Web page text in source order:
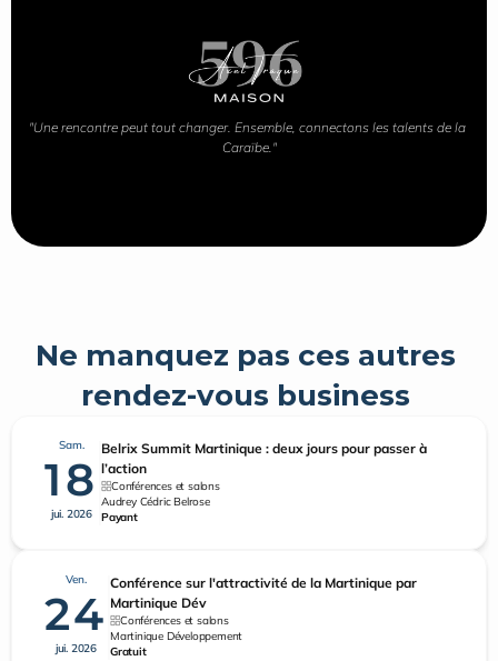
"Une rencontre peut tout changer. Ensemble, connectons les talents de la
Caraïbe."
Ne manquez pas ces autres
rendez-vous business
Sam.
18
jui. 2026
Belrix Summit Martinique : deux jours pour passer à
l’action
Conférences et salons
Audrey Cédric Belrose
Payant
Ven.
24
jui. 2026
Conférence sur l'attractivité de la Martinique par
Martinique Dév
Conférences et salons
Martinique Développement
Gratuit